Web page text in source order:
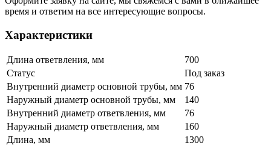
время и ответим на все интересующие вопросы.
Характеристики
Длина ответвления, мм
700
Статус
Под заказ
Внутренний диаметр основной трубы, мм 76
Наружный диаметр основной трубы, мм
140
Внутренний диаметр ответвления, мм
76
Наружный диаметр ответвления, мм
160
Длина, мм
1300